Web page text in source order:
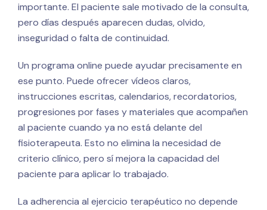
importante. El paciente sale motivado de la consulta,
pero días después aparecen dudas, olvido,
inseguridad o falta de continuidad.
Un programa online puede ayudar precisamente en
ese punto. Puede ofrecer vídeos claros,
instrucciones escritas, calendarios, recordatorios,
progresiones por fases y materiales que acompañen
al paciente cuando ya no está delante del
fisioterapeuta. Esto no elimina la necesidad de
criterio clínico, pero sí mejora la capacidad del
paciente para aplicar lo trabajado.
La adherencia al ejercicio terapéutico no depende